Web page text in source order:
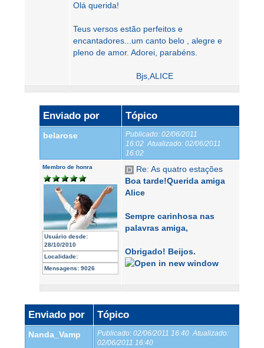
Olá querida!
Teus versos estão perfeitos e
encantadores...um canto belo , alegre e
pleno de amor. Adorei, parabéns.
Bjs,ALICE
Enviado por Tópico
belarose Publicado: 02/06/2011
16:02 Atualizado: 02/06/2011
16:02
Membro de honra
Usuário desde:
28/10/2010
Localidade:
Mensagens: 9026
Re: As quatro estações
Boa tarde!Querida amiga
Alice
Sempre carinhosa nas
palavras amiga,
Obrigado! Beijos.
Enviado por Tópico
Nanda_Vamp Publicado: 02/06/2011 16:40 Atualizado:
02/06/2011 16:40